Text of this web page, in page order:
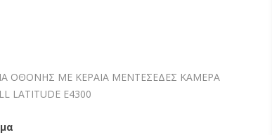
ΟΘΟΝΗΣ ΜΕ ΚΕΡΑΙΑ ΜΕΝΤΕΣΕΔΕΣ ΚΑΜΕΡΑ
LATITUDE E4300